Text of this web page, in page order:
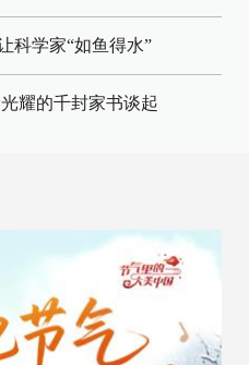
科学家“如鱼得水”
耀的千封家书谈起